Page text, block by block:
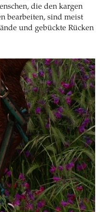
die den kargen
bearbeiten, sind meist
und gebückte Rücken